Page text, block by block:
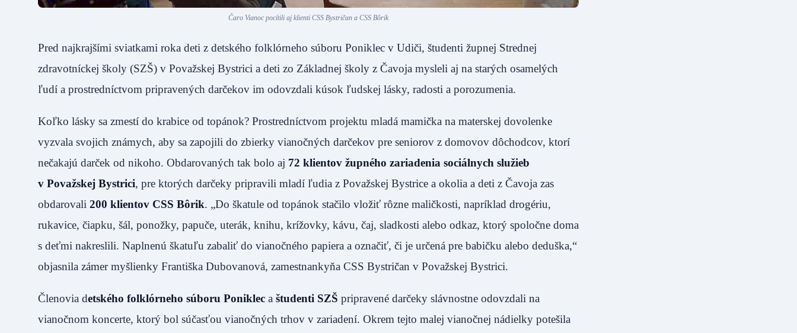
Čaro Vianoc pocítili aj klienti CSS Bystričan a CSS Bôrik
Pred najkrajšími sviatkami roka deti z detského folklórneho súboru Poniklec v Udiči, študenti župnej Strednej
zdravotníckej školy (SZŠ) v Považskej Bystrici a deti zo Základnej školy z Čavoja mysleli aj na starých osamelých
ľudí a prostredníctvom pripravených darčekov im odovzdali kúsok ľudskej lásky, radosti a porozumenia.
Koľko lásky sa zmestí do krabice od topánok? Prostredníctvom projektu mladá mamička na materskej dovolenke
vyzvala svojich známych, aby sa zapojili do zbierky vianočných darčekov pre seniorov z domovov dôchodcov, ktorí
nečakajú darček od nikoho. Obdarovaných tak bolo aj 72 klientov župného zariadenia sociálnych služieb
v Považskej Bystrici, pre ktorých darčeky pripravili mladí ľudia z Považskej Bystrice a okolia a deti z Čavoja zas
obdarovali 200 klientov CSS Bôrik. „Do škatule od topánok stačilo vložiť rôzne maličkosti, napríklad drogériu,
rukavice, čiapku, šál, ponožky, papuče, uterák, knihu, krížovky, kávu, čaj, sladkosti alebo odkaz, ktorý spoločne doma
s deťmi nakreslili. Naplnenú škatuľu zabaliť do vianočného papiera a označiť, či je určená pre babičku alebo deduška,“
objasnila zámer myšlienky Františka Dubovanová, zamestnankyňa CSS Bystričan v Považskej Bystrici.
Členovia detského folklórneho súboru Poniklec a študenti SZŠ pripravené darčeky slávnostne odovzdali na
vianočnom koncerte, ktorý bol súčasťou vianočných trhov v zariadení. Okrem tejto malej vianočnej nádielky potešila